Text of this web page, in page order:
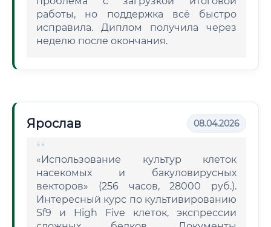
работы, но поддержка всё быстро
исправила. Диплом получила через
неделю после окончания.
Ярослав 08.04.2026
«Использование культур клеток
насекомых и бакуловирусных
векторов» (256 часов, 28000 руб.).
Интересный курс по культивированию
Sf9 и High Five клеток, экспрессии